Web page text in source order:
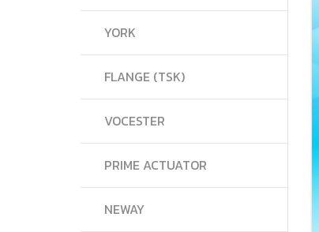
YORK
FLANGE (TSK)
VOCESTER
PRIME ACTUATOR
NEWAY